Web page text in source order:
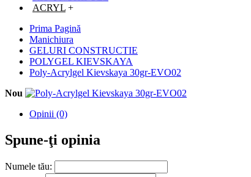
ACRYL +
Prima Pagină
Manichiura
GELURI CONSTRUCTIE
POLYGEL KIEVSKAYA
Poly-Acrylgel Kievskaya 30gr-EVO02
Nou
Opinii (0)
Spune-ţi opinia
Numele tău: